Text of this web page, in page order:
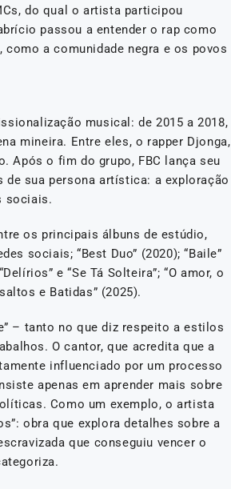
do qual o artista participou
passou a entender o rap como
a comunidade negra e os povos
musical: de 2015 a 2018,
mineira. Entre eles, o rapper Djonga,
Após o fim do grupo, FBC lança seu
de sua persona artística: a exploração
sociais.
os principais álbuns de estúdio,
sociais; “Best Duo” (2020); “Baile”
e “Se Tá Solteira”; “O amor, o
e Batidas” (2025).
– tanto no que diz respeito a estilos
O cantor, que acredita que a
influenciado por um processo
apenas em aprender mais sobre
Como um exemplo, o artista
obra que explora detalhes sobre a
que conseguiu vencer o